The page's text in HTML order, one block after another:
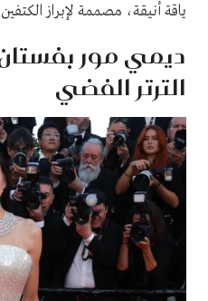
ياقة أنيقة، مصممة لإبراز
ديمي مور
الترتر الفضي